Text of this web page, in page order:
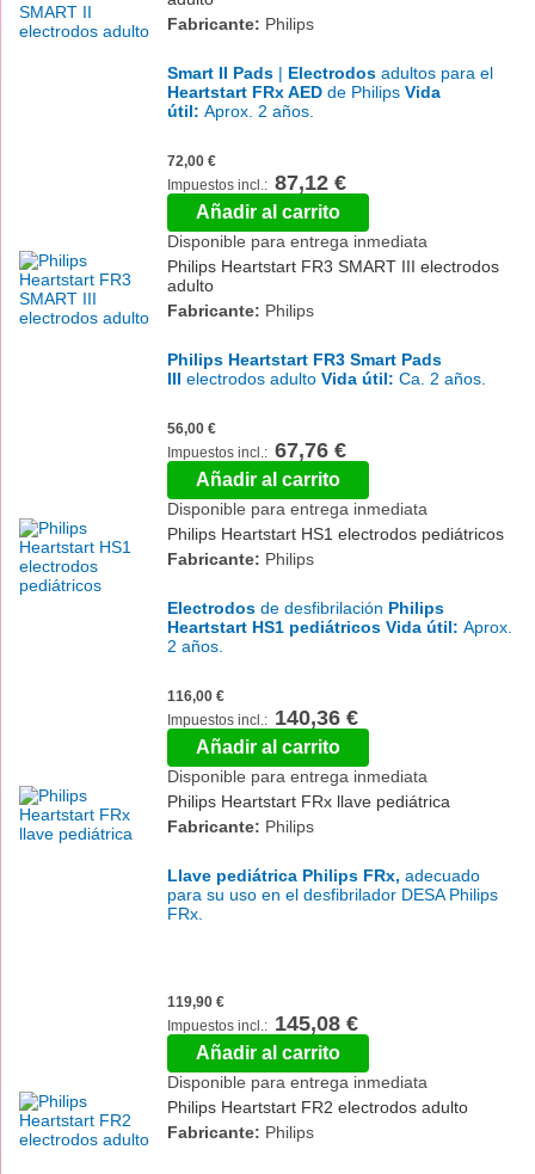
Fabricante: Philips
Smart II Pads | Electrodos adultos para el
Heartstart FRx AED de Philips Vida
útil: Aprox. 2 años.
72,00 €
87,12 €
Añadir al carrito
Disponible para entrega inmediata
Philips Heartstart FR3 SMART III electrodos
adulto
Fabricante: Philips
Philips Heartstart FR3 Smart Pads
III electrodos adulto Vida útil: Ca. 2 años.
56,00 €
67,76 €
Añadir al carrito
Disponible para entrega inmediata
Philips Heartstart HS1 electrodos pediátricos
Fabricante: Philips
Electrodos de desfibrilación Philips
Heartstart HS1 pediátricos Vida útil: Aprox.
2 años.
116,00 €
140,36 €
Añadir al carrito
Disponible para entrega inmediata
Philips Heartstart FRx llave pediátrica
Fabricante: Philips
Llave pediátrica Philips FRx, adecuado
para su uso en el desfibrilador DESA Philips
FRx.
119,90 €
145,08 €
Añadir al carrito
Disponible para entrega inmediata
Philips Heartstart FR2 electrodos adulto
Fabricante: Philips